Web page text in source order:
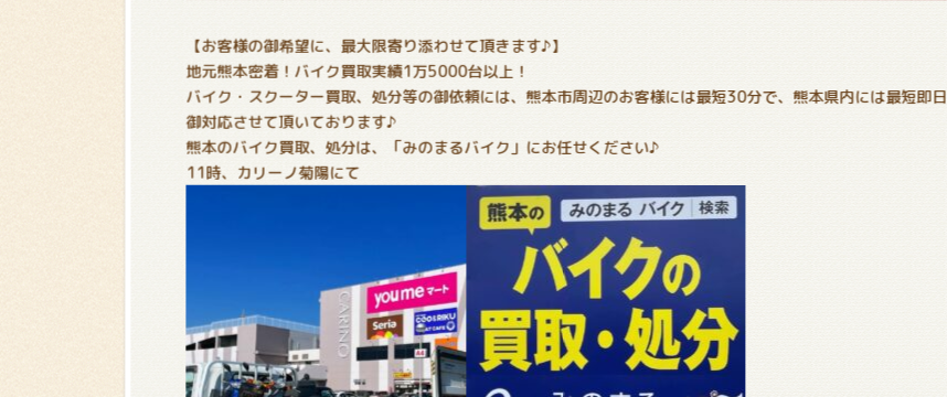
【お客様の御希望に、最大限寄り添わせて頂きます♪】
地元熊本密着！バイク買取実績1万5000台以上！
バイク・スクーター買取、処分等の御依頼には、熊本市周辺のお客様には最短30分で、熊本県内には最短即日
御対応させて頂いております♪
熊本のバイク買取、処分は、「みのまるバイク」にお任せください♪
11時、カリーノ菊陽にて